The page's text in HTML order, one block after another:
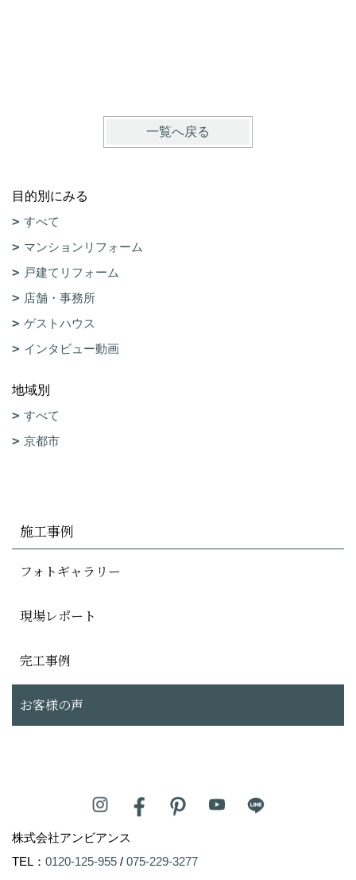
一覧へ戻る
目的別にみる
すべて
マンションリフォーム
戸建てリフォーム
店舗・事務所
ゲストハウス
インタビュー動画
地域別
すべて
京都市
施工事例
フォトギャラリー
現場レポート
完工事例
お客様の声
株式会社アンビアンス
TEL： 0120-125-955 / 075-229-3277